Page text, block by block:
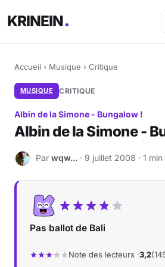
KRINEIN
Accueil › Musique › Critique
MUSIQUE CRITIQUE
Albin de la Simone - Bungalow !
Albin de la Simone -
W Par wqw... · 9 juillet 2008 · 1
Pas ballot de Bali
Note des lecteurs ·3,2